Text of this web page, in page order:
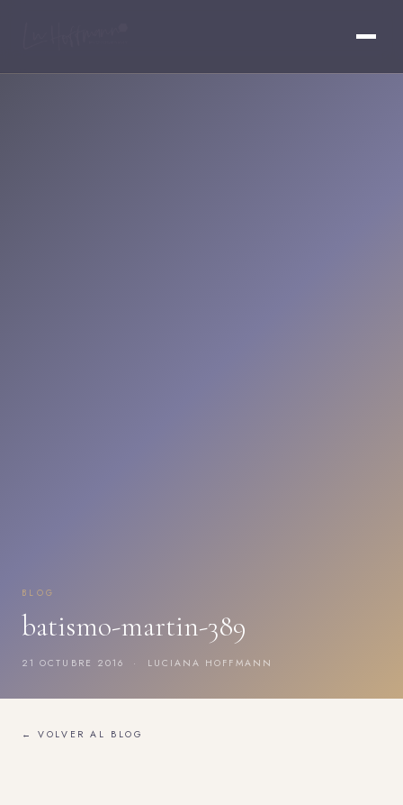
BLOG
batismo-martin-389
21 OCTUBRE 2016 · LUCIANA HOFFMANN
← VOLVER AL BLOG